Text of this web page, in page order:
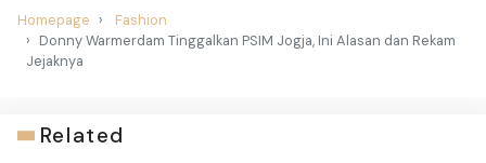
Homepage
Fashion
Donny Warmerdam Tinggalkan PSIM Jogja, Ini Alasan dan Rekam
Jejaknya
Related